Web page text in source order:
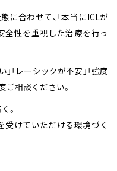
に合わせて、「本当にICLが
全性を重視した治療を行っ
「レーシックが不安」「強度
ご相談ください。
。
受けていただける環境づく